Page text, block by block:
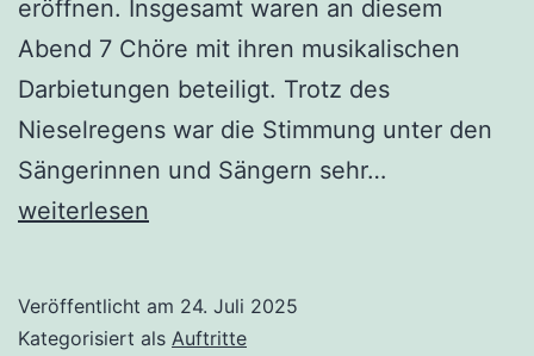
eröffnen. Insgesamt waren an diesem
Abend 7 Chöre mit ihren musikalischen
Darbietungen beteiligt. Trotz des
Nieselregens war die Stimmung unter den
Sängerinnen und Sängern sehr…
weiterlesen
Veröffentlicht am 24. Juli 2025
Kategorisiert als Auftritte